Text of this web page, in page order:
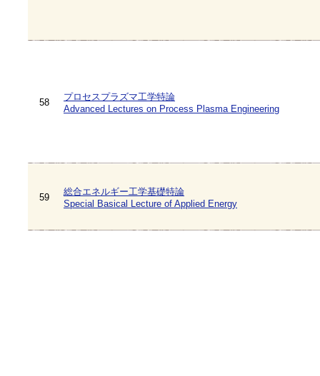
58
プロセスプラズマ工学特論
Advanced Lectures on Process Plasma Engineering
59
総合エネルギー工学基礎特論
Special Basical Lecture of Applied Energy